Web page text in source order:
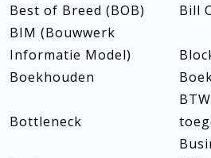
Best of Breed (BOB)
Bill
BIM (Bouwwerk
Informatie Model)
Boekhouden
Bottleneck